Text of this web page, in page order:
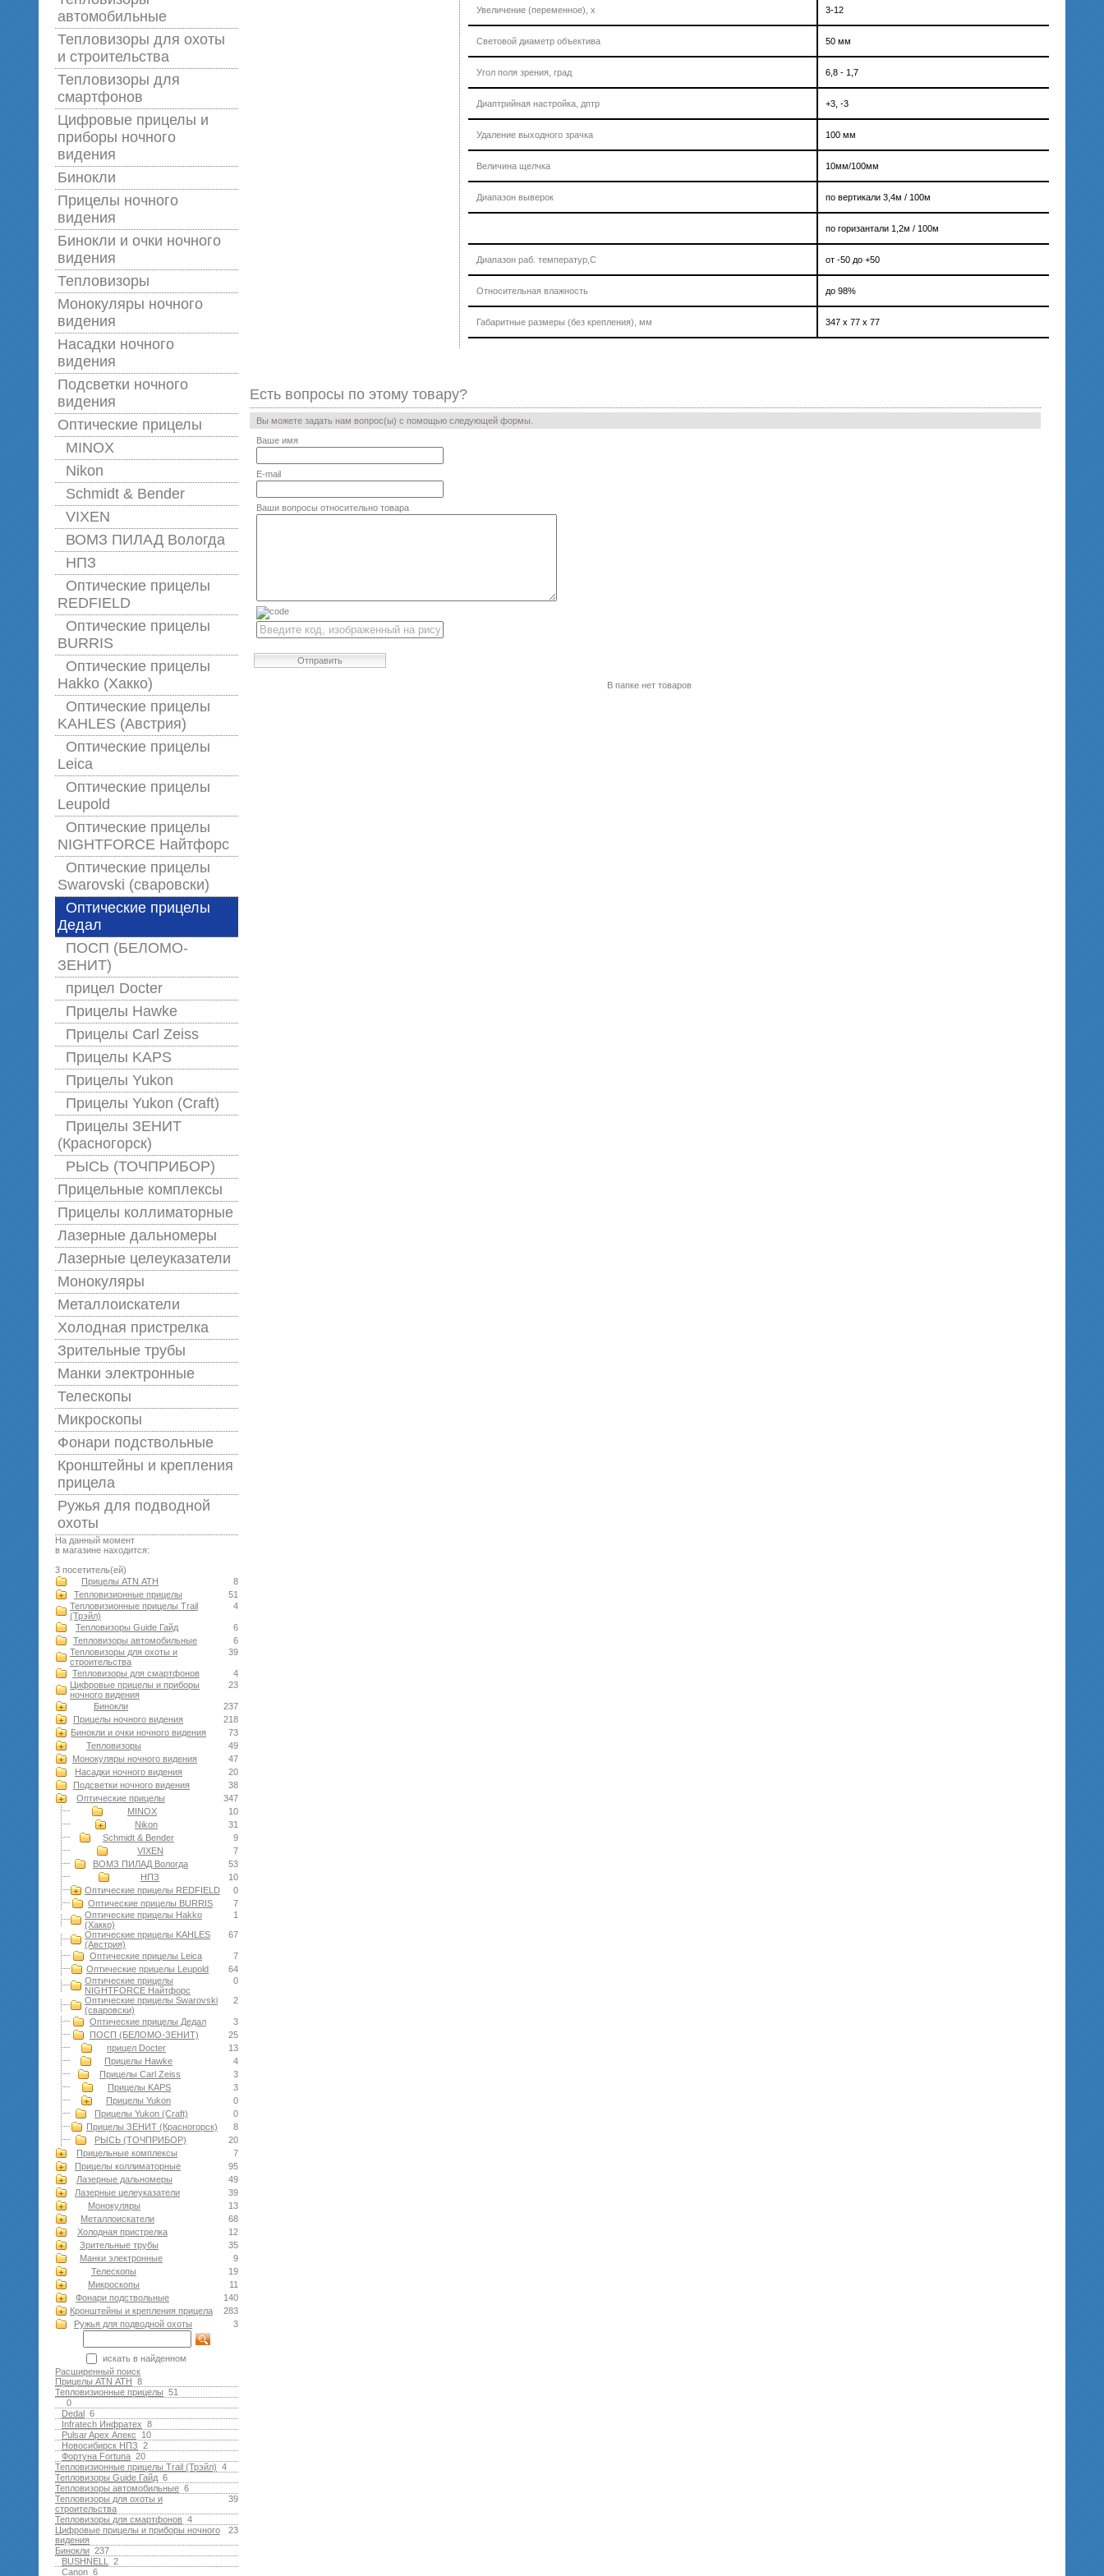
автомобильные
Тепловизоры для охоты
и строительства
Тепловизоры для
смартфонов
Цифровые прицелы и
приборы ночного
видения
Бинокли
Прицелы ночного
видения
Бинокли и очки ночного
видения
Тепловизоры
Монокуляры ночного
видения
Насадки ночного
видения
Подсветки ночного
видения
Оптические прицелы
MINOX
Nikon
Schmidt & Bender
VIXEN
ВОМЗ ПИЛАД Вологда
НПЗ
Оптические прицелы
REDFIELD
Оптические прицелы
BURRIS
Оптические прицелы
Hakko (Хакко)
Оптические прицелы
KAHLES (Австрия)
Оптические прицелы
Leica
Оптические прицелы
Leupold
Оптические прицелы
NIGHTFORCE Найтфорс
Оптические прицелы
Swarovski (сваровски)
Оптические прицелы
Дедал
ПОСП (БЕЛОМО-
ЗЕНИТ)
прицел Docter
Прицелы Hawke
Прицелы Carl Zeiss
Прицелы KAPS
Прицелы Yukon
Прицелы Yukon (Craft)
Прицелы ЗЕНИТ
(Красногорск)
РЫСЬ (ТОЧПРИБОР)
Прицельные комплексы
Прицелы коллиматорные
Лазерные дальномеры
Лазерные целеуказатели
Монокуляры
Металлоискатели
Холодная пристрелка
Зрительные трубы
Манки электронные
Телескопы
Микроскопы
Фонари подствольные
Кронштейны и крепления
прицела
Ружья для подводной
оxоты
На данный момент
в магазине находится:
3 посетитель(ей)
8
Прицелы ATN АТН
51
Тепловизионные прицелы
4
Тепловизионные прицелы Trail
(Трэйл)
6
Тепловизоры Guide Гайд
6
Тепловизоры автомобильные
39
Тепловизоры для охоты и
строительства
4
Тепловизоры для смартфонов
23
Цифровые прицелы и приборы
ночного видения
237
Бинокли
218
Прицелы ночного видения
73
Бинокли и очки ночного видения
49
Тепловизоры
47
Монокуляры ночного видения
20
Насадки ночного видения
38
Подсветки ночного видения
347
Оптические прицелы
10
MINOX
31
Nikon
9
Schmidt & Bender
7
VIXEN
53
ВОМЗ ПИЛАД Вологда
10
НПЗ
0
Оптические прицелы REDFIELD
7
Оптические прицелы BURRIS
1
Оптические прицелы Hakko
(Хакко)
67
Оптические прицелы KAHLES
(Австрия)
7
Оптические прицелы Leica
64
Оптические прицелы Leupold
0
Оптические прицелы
NIGHTFORCE Найтфорс
2
Оптические прицелы Swarovski
(сваровски)
3
Оптические прицелы Дедал
25
ПОСП (БЕЛОМО-ЗЕНИТ)
13
прицел Docter
4
Прицелы Hawke
3
Прицелы Carl Zeiss
3
Прицелы KAPS
0
Прицелы Yukon
0
Прицелы Yukon (Craft)
8
Прицелы ЗЕНИТ (Красногорск)
20
РЫСЬ (ТОЧПРИБОР)
7
Прицельные комплексы
95
Прицелы коллиматорные
49
Лазерные дальномеры
39
Лазерные целеуказатели
13
Монокуляры
68
Металлоискатели
12
Холодная пристрелка
35
Зрительные трубы
9
Манки электронные
19
Телескопы
11
Микроскопы
140
Фонари подствольные
283
Кронштейны и крепления прицела
3
Ружья для подводной оxоты
искать в найденном
Расширенный поиск
8
Прицелы ATN АТН
51
Тепловизионные прицелы
0
6
Dedal
8
Infratech Инфратех
10
Pulsar Apex Апекс
2
Новосибирск НПЗ
20
Фортуна Fortuna
4
Тепловизионные прицелы Trail (Трэйл)
6
Тепловизоры Guide Гайд
6
Тепловизоры автомобильные
39
Тепловизоры для охоты и
строительства
4
Тепловизоры для смартфонов
23
Цифровые прицелы и приборы ночного
видения
237
Бинокли
2
BUSHNELL
6
Canon
Увеличение (переменное), х 3-12
Световой диаметр объектива 50 мм
Угол поля зрения, град 6,8 - 1,7
Диаптрийная настройка, дптр +3, -3
Удаление выходного зрачка 100 мм
Величина щелчка 10мм/100мм
Диапазон выверок по вертикали 3,4м / 100м
по горизантали 1,2м / 100м
Диапазон раб. температур,С от -50 до +50
Относительная влажность до 98%
Габаритные размеры (без крепления), мм 347 х 77 х 77
Есть вопросы по этому товару?
Вы можете задать нам вопрос(ы) с помощью следующей формы.
Ваше имя
E-mail
Ваши вопросы относительно товара
Отправить
В папке нет товаров